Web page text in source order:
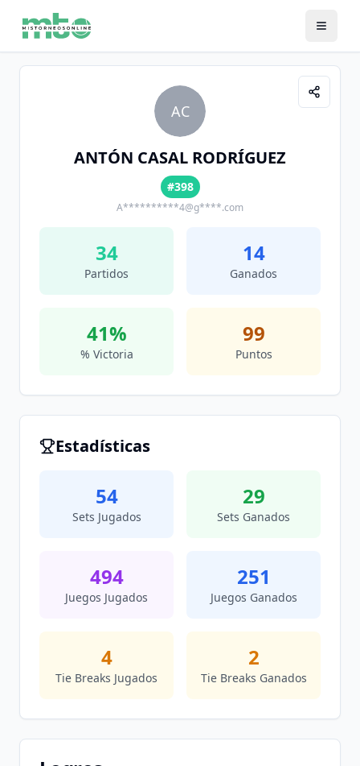
AC
ANTÓN CASAL RODRÍGUEZ
#398
A**********4@g****.com
34
Partidos
14
Ganados
41%
% Victoria
99
Puntos
Estadísticas
54
Sets Jugados
29
Sets Ganados
494
Juegos Jugados
251
Juegos Ganados
4
Tie Breaks Jugados
2
Tie Breaks Ganados